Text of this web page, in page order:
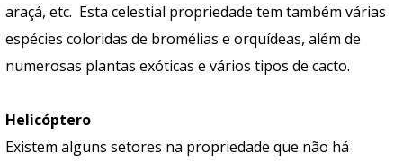
araçá, etc. Esta celestial propriedade tem também várias
espécies coloridas de bromélias e orquídeas, além de
numerosas plantas exóticas e vários tipos de cacto.
Helicóptero
Existem alguns setores na propriedade que não há